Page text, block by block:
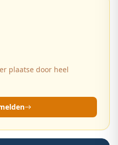
plaatse door heel